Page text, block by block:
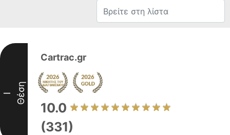
I Θέση
Cartrac.gr
10.0
(331)